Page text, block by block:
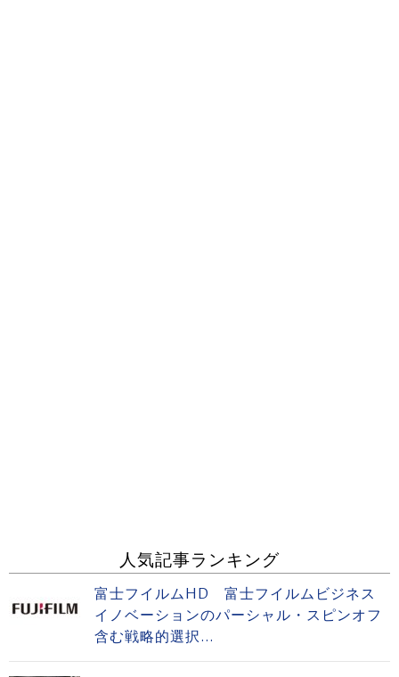
人気記事ランキング
富士フイルムHD 富士フイルムビジネス
イノベーションのパーシャル・スピンオフ
含む戦略的選択...